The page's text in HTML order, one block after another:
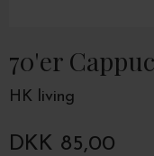
70'er
HK living
DKK 85,00